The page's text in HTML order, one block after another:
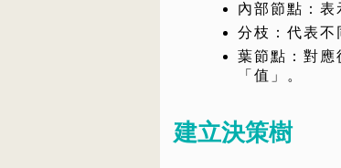
內部節點：表
分枝：代表不
葉節點：對應
「值」。
建立決策樹